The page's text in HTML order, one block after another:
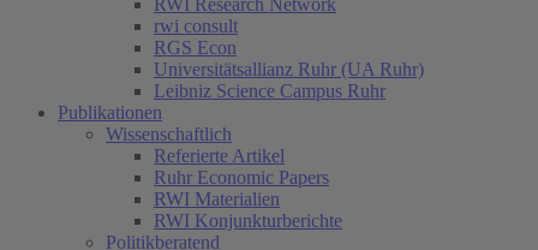
RWI Research Network
rwi consult
RGS Econ
Universitätsallianz Ruhr (UA Ruhr)
Leibniz Science Campus Ruhr
Publikationen
Wissenschaftlich
Referierte Artikel
Ruhr Economic Papers
RWI Materialien
RWI Konjunkturberichte
Politikberatend